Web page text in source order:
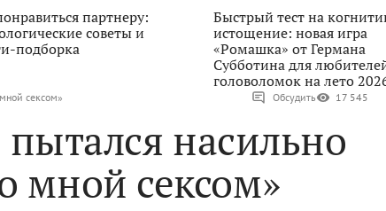
партнеру:
советы и
подборка
Быстрый тест на
истощение: новая игра
«Ромашка» от Германа
Субботина для
головоломок на лето
сексом» Обсудить 17 545
насильно
мной сексом»